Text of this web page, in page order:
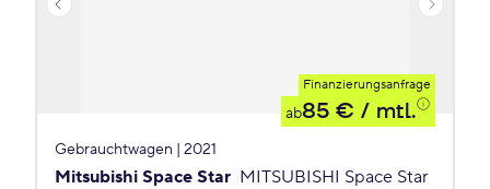
Finanzierungsanfrage
ab85 € / mtl.
Gebrauchtwagen | 2021
Mitsubishi Space Star MITSUBISHI Space Star